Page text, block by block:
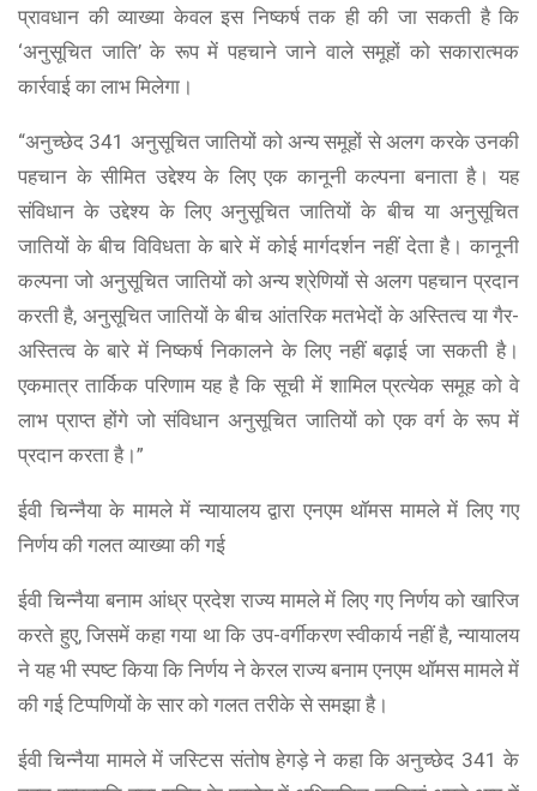
प्रावधान की व्याख्या केवल इस निष्कर्ष तक ही की जा सकती है कि
‘अनुसूचित जाति’ के रूप में पहचाने जाने वाले समूहों को सकारात्मक
कार्रवाई का लाभ मिलेगा।
“अनुच्छेद 341 अनुसूचित जातियों को अन्य समूहों से अलग करके उनकी
पहचान के सीमित उद्देश्य के लिए एक कानूनी कल्पना बनाता है। यह
संविधान के उद्देश्य के लिए अनुसूचित जातियों के बीच या अनुसूचित
जातियों के बीच विविधता के बारे में कोई मार्गदर्शन नहीं देता है। कानूनी
कल्पना जो अनुसूचित जातियों को अन्य श्रेणियों से अलग पहचान प्रदान
करती है, अनुसूचित जातियों के बीच आंतरिक मतभेदों के अस्तित्व या गैर-
अस्तित्व के बारे में निष्कर्ष निकालने के लिए नहीं बढ़ाई जा सकती है।
एकमात्र तार्किक परिणाम यह है कि सूची में शामिल प्रत्येक समूह को वे
लाभ प्राप्त होंगे जो संविधान अनुसूचित जातियों को एक वर्ग के रूप में
प्रदान करता है।”
ईवी चिन्नैया के मामले में न्यायालय द्वारा एनएम थॉमस मामले में लिए गए
निर्णय की गलत व्याख्या की गई
ईवी चिन्नैया बनाम आंध्र प्रदेश राज्य मामले में लिए गए निर्णय को खारिज
करते हुए, जिसमें कहा गया था कि उप-वर्गीकरण स्वीकार्य नहीं है, न्यायालय
ने यह भी स्पष्ट किया कि निर्णय ने केरल राज्य बनाम एनएम थॉमस मामले में
की गई टिप्पणियों के सार को गलत तरीके से समझा है।
ईवी चिन्नैया मामले में जस्टिस संतोष हेगड़े ने कहा कि अनुच्छेद 341 के